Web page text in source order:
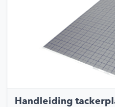
Handleiding